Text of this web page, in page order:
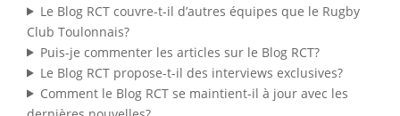
Le Blog RCT couvre-t-il d’autres équipes que le Rugby
Club Toulonnais?
Puis-je commenter les articles sur le Blog RCT?
Le Blog RCT propose-t-il des interviews exclusives?
Comment le Blog RCT se maintient-il à jour avec les